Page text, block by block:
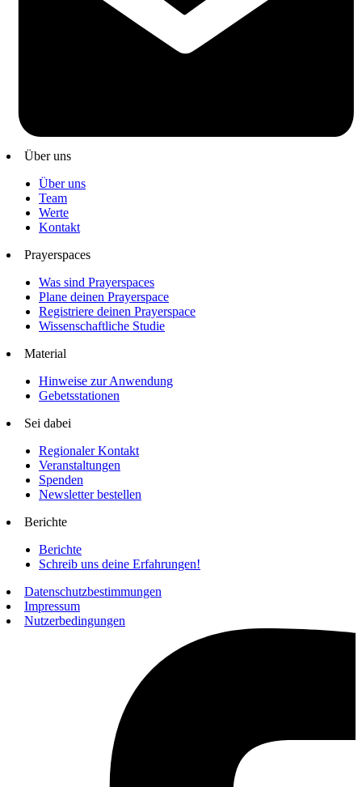
Über uns
Über uns
Team
Werte
Kontakt
Prayerspaces
Was sind Prayerspaces
Plane deinen Prayerspace
Registriere deinen Prayerspace
Wissenschaftliche Studie
Material
Hinweise zur Anwendung
Gebetsstationen
Sei dabei
Regionaler Kontakt
Veranstaltungen
Spenden
Newsletter bestellen
Berichte
Berichte
Schreib uns deine Erfahrungen!
Datenschutzbestimmungen
Impressum
Nutzerbedingungen